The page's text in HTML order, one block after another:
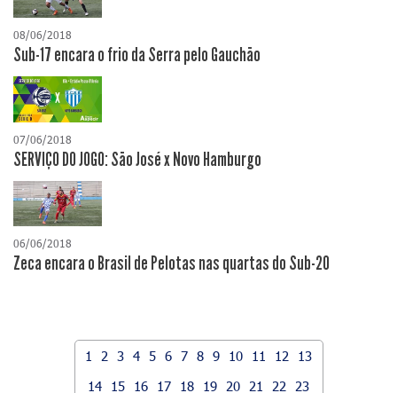
08/06/2018
Sub-17 encara o frio da Serra pelo Gauchão
07/06/2018
SERVIÇO DO JOGO: São José x Novo Hamburgo
06/06/2018
Zeca encara o Brasil de Pelotas nas quartas do Sub-20
1 2 3 4 5 6 7 8 9 10 11 12
13
14
15 16 17 18 19 20 21 22
23